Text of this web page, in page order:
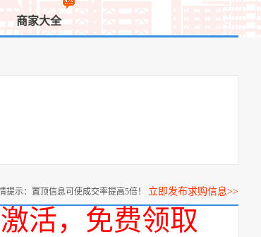
商家大全
提示：置顶信息可使成交率提高5倍！ 立即发布求购信息>>
活，免费领取